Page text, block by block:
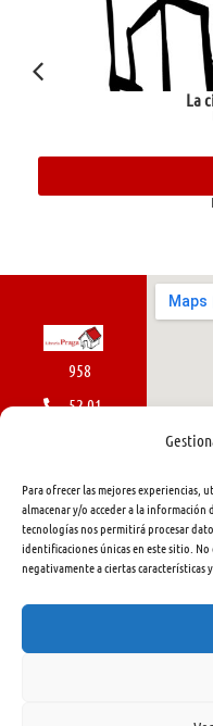
Para ofrecer las mejores experiencias,
almacenar y/o acceder a la
tecnologías nos permitirá procesar
identificaciones únicas en este sitio.
negativamente a ciertas características
La
958
52 01
462
415
Gracia,